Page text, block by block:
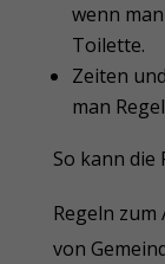
wenn
Toilette.
Zeiten
man
So kann die
Regeln zum
von